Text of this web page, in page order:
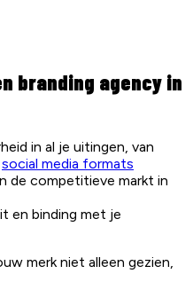
branding agency in
in al je uitingen, van
social media formats
de competitieve markt in
en binding met je
merk niet alleen gezien,